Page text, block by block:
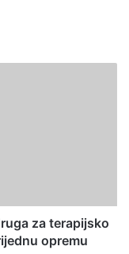
za terapijsko
opremu